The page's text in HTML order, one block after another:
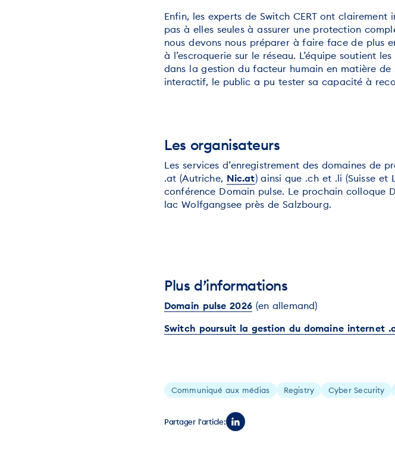
Enfin, les experts de Switch CERT ont
pas à elles seules à assurer une protection
nous devons nous préparer à faire face de plus
à l’escroquerie sur le réseau. L’équipe soutient
dans la gestion du facteur humain en matière de
interactif, le public a pu tester sa capacité à
Les organisateurs
Les services d’enregistrement des domaines de
.at (Autriche, Nic.at) ainsi que .ch et .li (Suisse et
conférence Domain pulse. Le prochain colloque
lac Wolfgangsee près de Salzbourg.
Plus d’informations
Domain pulse 2026(en allemand)
Switch poursuit la gestion du domaine internet
Communiqué aux médias Registry Cyber Security
Partager l'article: